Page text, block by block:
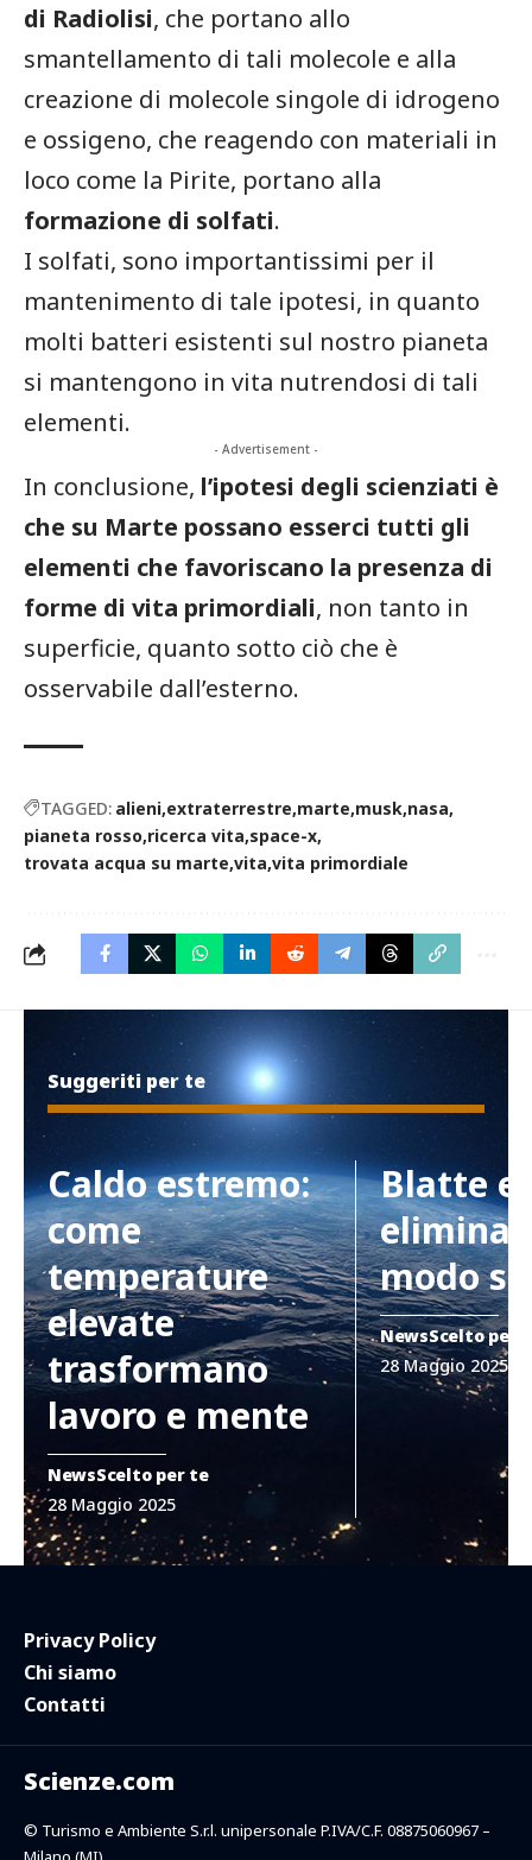
di Radiolisi, che portano allo
smantellamento di tali molecole e alla
creazione di molecole singole di idrogeno
e ossigeno, che reagendo con materiali in
loco come la Pirite, portano alla
formazione di solfati.
I solfati, sono importantissimi per il
mantenimento di tale ipotesi, in quanto
molti batteri esistenti sul nostro pianeta
si mantengono in vita nutrendosi di tali
elementi.
- Advertisement -
In conclusione, l’ipotesi degli scienziati è
che su Marte possano esserci tutti gli
elementi che favoriscano la presenza di
forme di vita primordiali, non tanto in
superficie, quanto sotto ciò che è
osservabile dall’esterno.
TAGGED: alieni extraterrestre marte musk nasa
pianeta rosso ricerca vita space-x
trovata acqua su marte vita vita primordiale
Suggeriti per te
Caldo estremo:
come
temperature
elevate
trasformano
lavoro e mente
NewsScelto per te
28 Maggio 2025
Blatte e
modo
NewsScelto per
28 Maggio 2025
Scienze.com
© Turismo e Ambiente S.r.l. unipersonale P.IVA/C.F. 08875060967 –
Privacy Policy
Chi siamo
Contatti